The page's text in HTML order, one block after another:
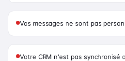
Vos messages ne sont pas
Votre CRM n'est pas synchronisé